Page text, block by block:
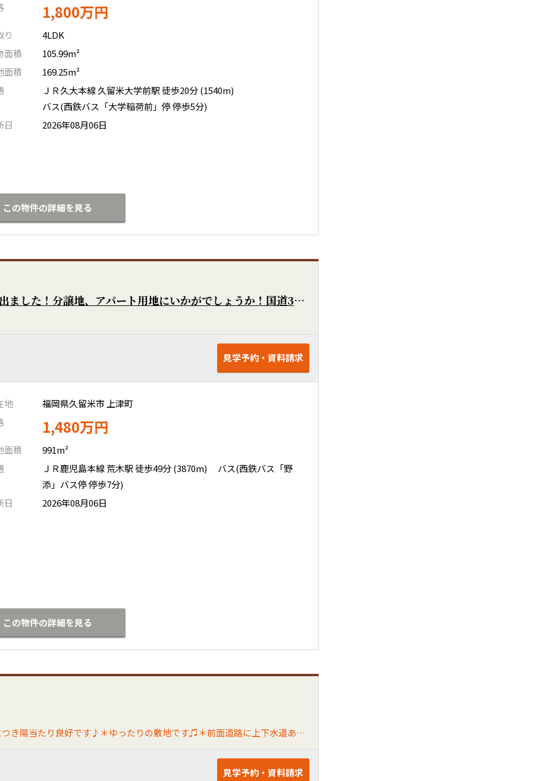
1,800万円
り
4LDK
面積
105.99m²
面積
169.25m²
ＪＲ久大本線 久留米大学前駅 徒歩20分 (1540m)
バス(西鉄バス「大学稲荷前」停 停歩5分)
日
2026年08月06日
この物件の詳細を見る
上津町に991㎡（約299.77坪）の大型敷地が出ました！分譲地、アパート用地にいかがでしょうか！国道3号線にもすぐ出られます！広川ICもすぐ近くです！
見学予約・資料請求
地
福岡県久留米市 上津町
1,480万円
面積
991m²
ＪＲ鹿児島本線 荒木駅 徒歩49分 (3870m)
バス(西鉄バス「野
添」バス停 停歩7分)
日
2026年08月06日
この物件の詳細を見る
＊4区画分譲地！（残り1区画）D号地＊南側6m道路につき陽当たり良好です♪＊ゆったりの敷地です♫＊前面道路に上下水道あり☆＊調整区域ですが自己用住宅/自己用併用住宅に限り建築可能です！＊山川小学校・良山中学校区
見学予約・資料請求